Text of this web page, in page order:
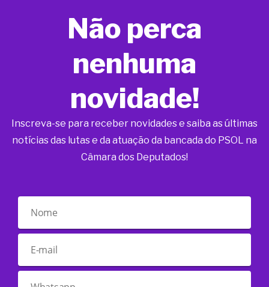
Não perca
nenhuma
novidade!
Inscreva-se para receber novidades e saiba as últimas
notícias das lutas e da atuação da bancada do PSOL na
Câmara dos Deputados!